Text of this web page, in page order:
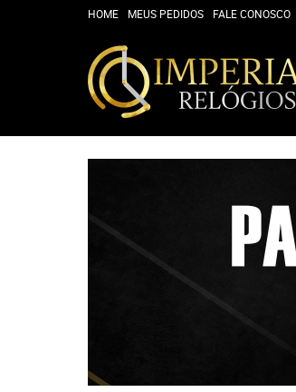
HOME MEUS PEDIDOS FALE CONOSCO